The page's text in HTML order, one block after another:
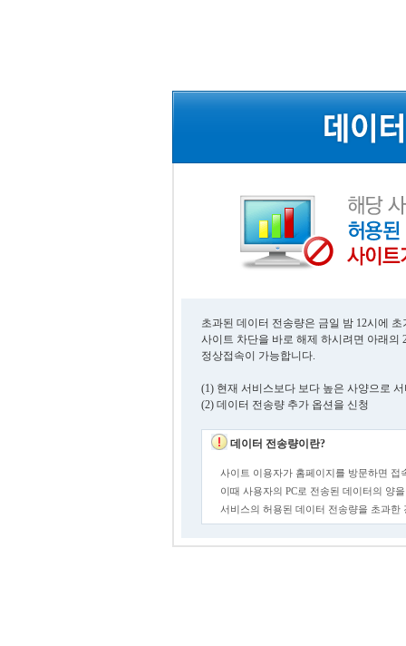
초과된 데이터 전송량은 금일 밤 12시에
사이트 차단을 바로 해제 하시려면 아래의
정상접속이 가능합니다.
(1) 현재 서비스보다 보다 높은 사양으로
(2) 데이터 전송량 추가 옵션을 신청
데이터 전송량이란?
사이트 이용자가 홈페이지를 방문하면 접
이때 사용자의 PC로 전송된 데이터의 양
서비스의 허용된 데이터 전송량을 초과